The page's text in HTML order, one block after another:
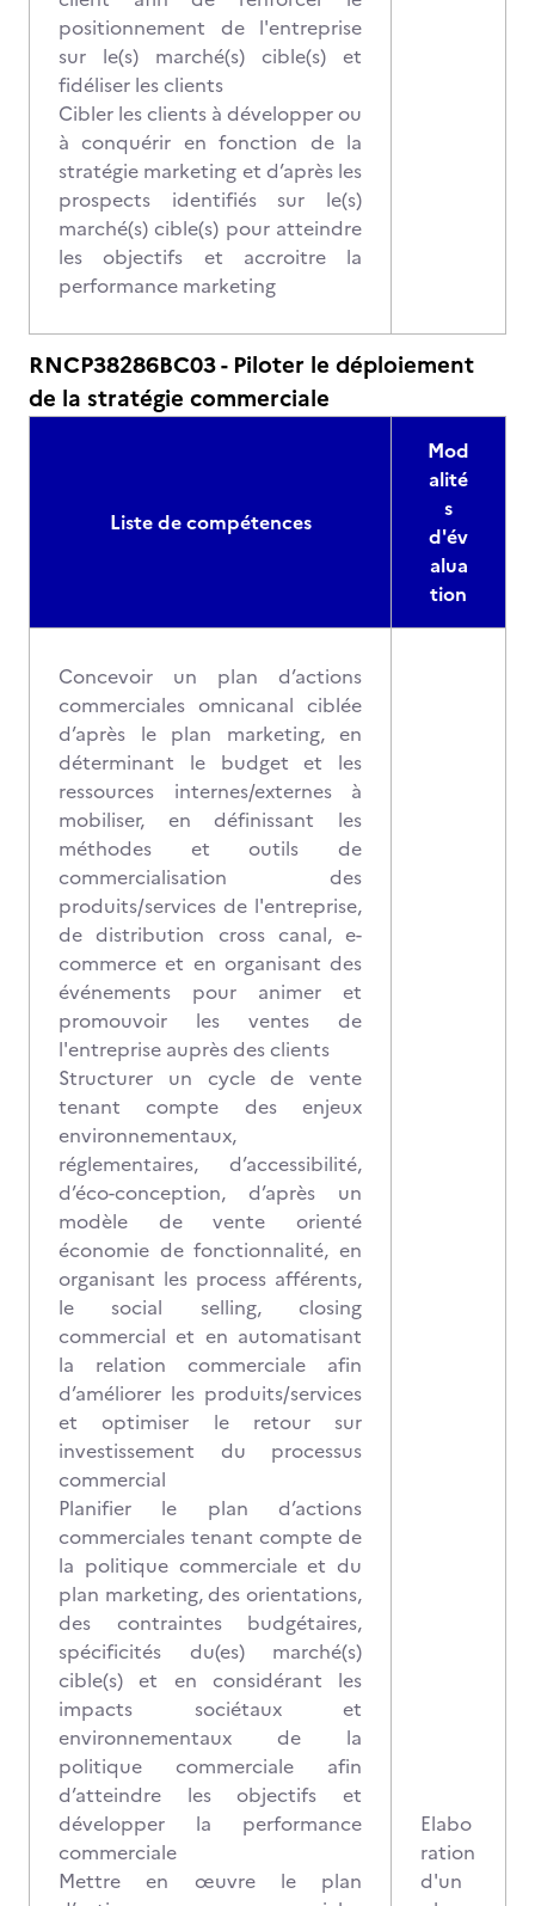
positionnement de l'entreprise
sur le(s) marché(s) cible(s) et
fidéliser les clients
Cibler les clients à développer ou
à conquérir en fonction de la
stratégie marketing et d’après les
prospects identifiés sur le(s)
marché(s) cible(s) pour atteindre
les objectifs et accroitre la
performance marketing
RNCP38286BC03 - Piloter le déploiement
de la stratégie commerciale
Liste de compétences
Mod
alité
s
d'év
alua
tion
Concevoir un plan d’actions
commerciales omnicanal ciblée
d’après le plan marketing, en
déterminant le budget et les
ressources internes/externes à
mobiliser, en définissant les
méthodes et outils de
commercialisation des
produits/services de l'entreprise,
de distribution cross canal, e-
commerce et en organisant des
événements pour animer et
promouvoir les ventes de
l'entreprise auprès des clients
Structurer un cycle de vente
tenant compte des enjeux
environnementaux,
réglementaires, d’accessibilité,
d’éco-conception, d’après un
modèle de vente orienté
économie de fonctionnalité, en
organisant les process afférents,
le social selling, closing
commercial et en automatisant
la relation commerciale afin
d’améliorer les produits/services
et optimiser le retour sur
investissement du processus
commercial
Planifier le plan d’actions
commerciales tenant compte de
la politique commerciale et du
plan marketing, des orientations,
des contraintes budgétaires,
spécificités du(es) marché(s)
cible(s) et en considérant les
impacts sociétaux et
environnementaux de la
politique commerciale afin
d’atteindre les objectifs et
développer la performance
commerciale
Mettre en œuvre le plan
Elabo
ration
d'un